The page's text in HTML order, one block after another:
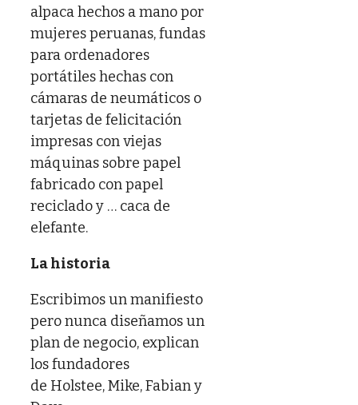
alpaca hechos a mano por
mujeres peruanas, fundas
para ordenadores
portátiles hechas con
cámaras de neumáticos o
tarjetas de felicitación
impresas con viejas
máquinas sobre papel
fabricado con papel
reciclado y … caca de
elefante.
La historia
Escribimos un manifiesto
pero nunca diseñamos un
plan de negocio, explican
los fundadores
de Holstee, Mike, Fabian y